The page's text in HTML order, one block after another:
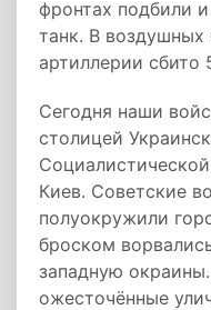
фронтах подбили
танк. В воздушных
артиллерии сбито
Сегодня наши
столицей
Киев. Советские
полуокружили
броском
западную
ожесточённые